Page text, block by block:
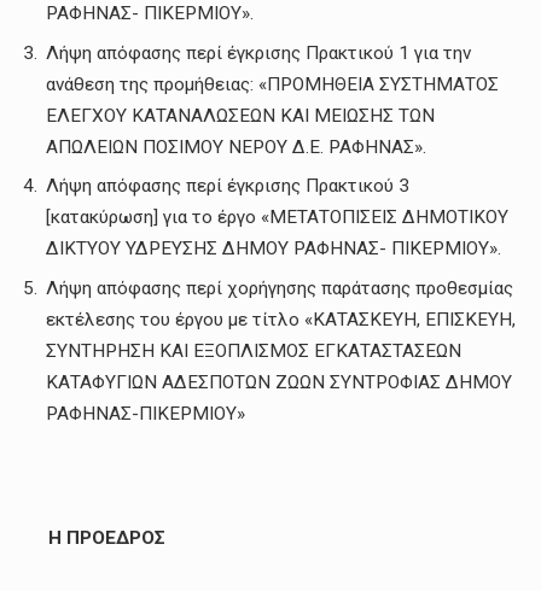
ΡΑΦΗΝΑΣ- ΠΙΚΕΡΜΙΟΥ».
Λήψη απόφασης περί έγκρισης Πρακτικού 1 για την
ανάθεση της προμήθειας: «ΠΡΟΜΗΘΕΙΑ ΣΥΣΤΗΜΑΤΟΣ
ΕΛΕΓΧΟΥ ΚΑΤΑΝΑΛΩΣΕΩΝ ΚΑΙ ΜΕΙΩΣΗΣ ΤΩΝ
ΑΠΩΛΕΙΩΝ ΠΟΣΙΜΟΥ ΝΕΡΟΥ Δ.Ε. ΡΑΦΗΝΑΣ».
Λήψη απόφασης περί έγκρισης Πρακτικού 3
[κατακύρωση] για το έργο «ΜΕΤΑΤΟΠΙΣΕΙΣ ΔΗΜΟΤΙΚΟΥ
ΔΙΚΤΥΟΥ ΥΔΡΕΥΣΗΣ ΔΗΜΟΥ ΡΑΦΗΝΑΣ- ΠΙΚΕΡΜΙΟΥ».
Λήψη απόφασης περί χορήγησης παράτασης προθεσμίας
εκτέλεσης του έργου με τίτλο «ΚΑΤΑΣΚΕΥΗ, ΕΠΙΣΚΕΥΗ,
ΣΥΝΤΗΡΗΣΗ ΚΑΙ ΕΞΟΠΛΙΣΜΟΣ ΕΓΚΑΤΑΣΤΑΣΕΩΝ
ΚΑΤΑΦΥΓΙΩΝ ΑΔΕΣΠΟΤΩΝ ΖΩΩΝ ΣΥΝΤΡΟΦΙΑΣ ΔΗΜΟΥ
ΡΑΦΗΝΑΣ-ΠΙΚΕΡΜΙΟΥ»
Η ΠΡΟΕΔΡΟΣ